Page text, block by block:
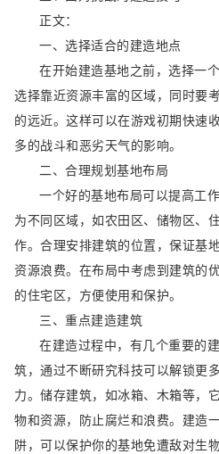
正文：
一、选择适合的建造地点
在开始建造基地之前，选择一
选择靠近资源丰富的区域，同时要
的远近。这样可以在游戏初期快速
多的战斗和恶劣天气的影响。
二、合理规划基地布局
一个好的基地布局可以提高工
为不同区域，如农田区、储物区、
作。合理安排建筑的位置，保证基
资源浪费。在布局中考虑到建筑的
的住宅区，方便使用和保护。
三、重点建造建筑
在建造过程中，有几个重要的
筑，通过不断研究科技可以解锁更
力。储存建筑，如冰箱、木箱等，
物和资源，防止腐烂和浪费。建造
阱，可以保护你的基地免遭敌对生物